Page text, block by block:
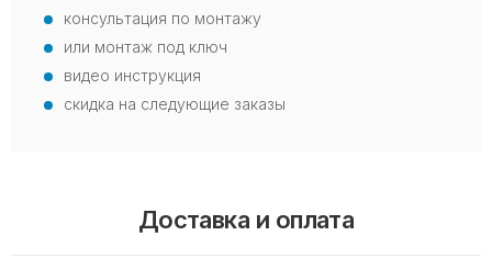
консультация по монтажу
или монтаж под ключ
видео инструкция
скидка на следующие заказы
Доставка и оплата